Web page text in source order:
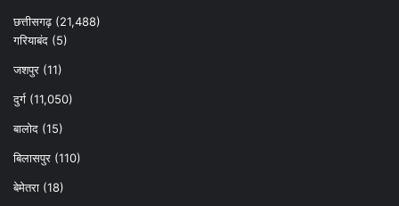
छत्तीसगढ़(21,488)
गरियाबंद (5)
जशपुर (11)
दुर्ग (11,050)
बालोद (15)
बिलासपुर (110)
बेमेतरा (18)